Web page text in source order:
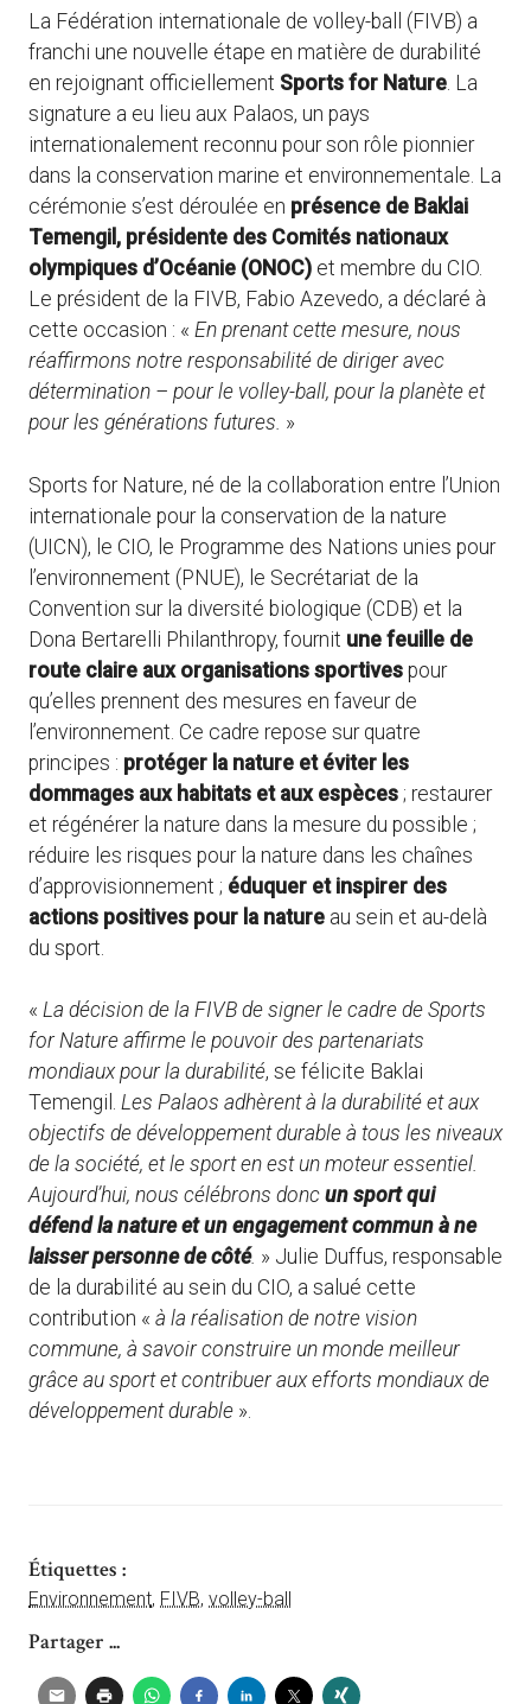
La Fédération internationale de volley-ball (FIVB) a
franchi une nouvelle étape en matière de durabilité
en rejoignant officiellement Sports for Nature. La
signature a eu lieu aux Palaos, un pays
internationalement reconnu pour son rôle pionnier
dans la conservation marine et environnementale. La
cérémonie s’est déroulée en présence de Baklai
Temengil, présidente des Comités nationaux
olympiques d’Océanie (ONOC) et membre du CIO.
Le président de la FIVB, Fabio Azevedo, a déclaré à
cette occasion : « En prenant cette mesure, nous
réaffirmons notre responsabilité de diriger avec
détermination – pour le volley-ball, pour la planète et
pour les générations futures. »
Sports for Nature, né de la collaboration entre l’Union
internationale pour la conservation de la nature
(UICN), le CIO, le Programme des Nations unies pour
l’environnement (PNUE), le Secrétariat de la
Convention sur la diversité biologique (CDB) et la
Dona Bertarelli Philanthropy, fournit une feuille de
route claire aux organisations sportives pour
qu’elles prennent des mesures en faveur de
l’environnement. Ce cadre repose sur quatre
principes : protéger la nature et éviter les
dommages aux habitats et aux espèces ; restaurer
et régénérer la nature dans la mesure du possible ;
réduire les risques pour la nature dans les chaînes
d’approvisionnement ; éduquer et inspirer des
actions positives pour la nature au sein et au-delà
du sport.
« La décision de la FIVB de signer le cadre de Sports
for Nature affirme le pouvoir des partenariats
mondiaux pour la durabilité, se félicite Baklai
Temengil. Les Palaos adhèrent à la durabilité et aux
objectifs de développement durable à tous les niveaux
de la société, et le sport en est un moteur essentiel.
Aujourd’hui, nous célébrons donc un sport qui
défend la nature et un engagement commun à ne
laisser personne de côté. » Julie Duffus, responsable
de la durabilité au sein du CIO, a salué cette
contribution « à la réalisation de notre vision
commune, à savoir construire un monde meilleur
grâce au sport et contribuer aux efforts mondiaux de
développement durable ».
Étiquettes :
Environnement, FIVB, volley-ball
Partager ...